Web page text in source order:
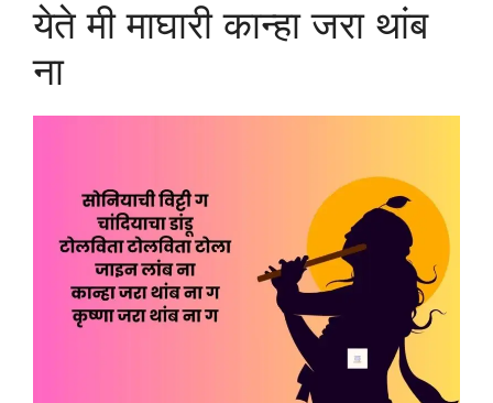
येते मी माघारी कान्हा जरा थांब
ना